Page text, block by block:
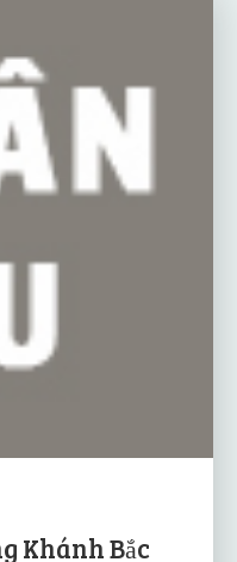
Khánh Bắc